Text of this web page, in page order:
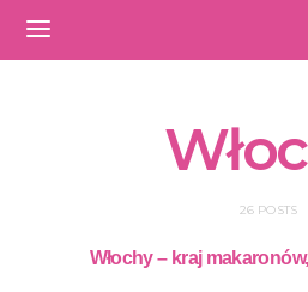
26 POSTS
Włochy – kraj